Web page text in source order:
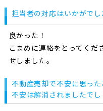
担当者の対応はいかがでし
良かった！
こまめに連絡をとってくだ
せしました。
不動産売却で不安に思っ
不安は解消されましたでし